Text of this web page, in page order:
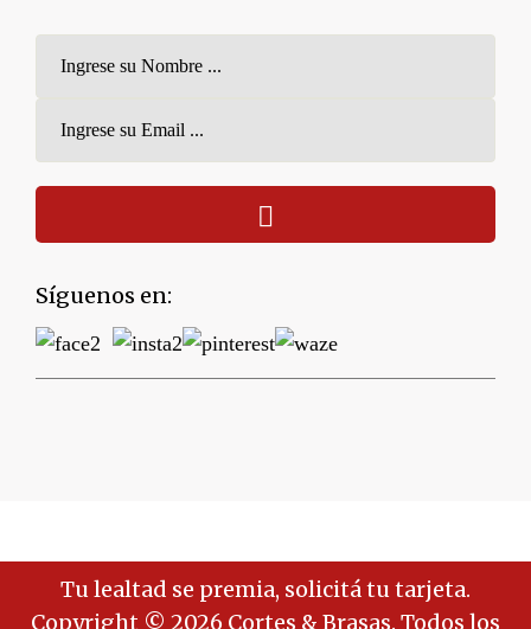
Síguenos en:
Tu lealtad se premia, solicitá tu tarjeta.
Copyright © 2026 Cortes & Brasas. Todos los